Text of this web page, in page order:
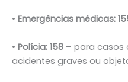
• Emergências médicas:
• Polícia: 158 – para casos
acidentes graves ou